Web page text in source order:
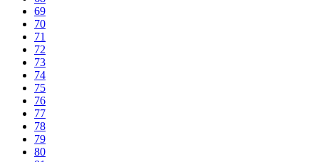
69
70
71
72
73
74
75
76
77
78
79
80